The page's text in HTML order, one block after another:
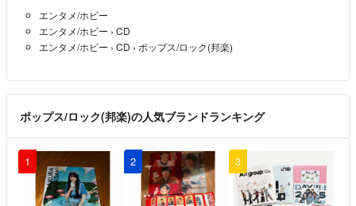
エンタメ/ホビー
エンタメ/ホビー › CD
エンタメ/ホビー › CD › ポップス/ロック(邦楽)
ポップス/ロック(邦楽)の人気ブランドランキング
1 2 3